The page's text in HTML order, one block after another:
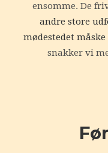
ensomme. De
andre store
mødestedet
snakker vi